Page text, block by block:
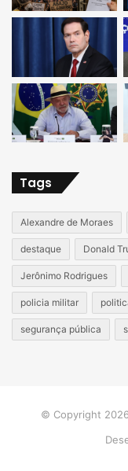
Tags
Alexandre de Moraes
destaque Donald
Jerônimo Rodrigues
policia militar
segurança pública
© Copyright